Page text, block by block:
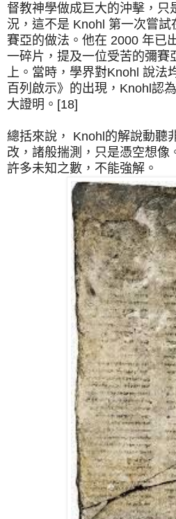
督教神學做成巨大的沖擊，只
況，這不是 Knohl 第一次嘗
賽亞的做法。他在 2000 年已
一碎片，提及一位受苦的彌賽
上。當時，學界對Knohl 說法
百列啟示》的出現，Knohl認
大證明。[18]
總括來說， Knohl的解說動聽
改，諸般揣測，只是憑空想像
許多未知之數，不能強解。